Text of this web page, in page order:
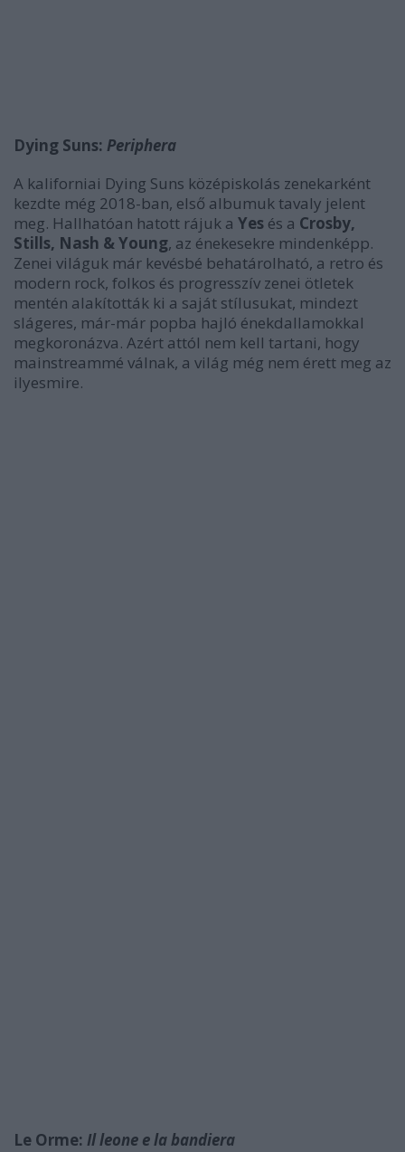
Dying Suns: Periphera
A kaliforniai Dying Suns középiskolás zenekarként
kezdte még 2018-ban, első albumuk tavaly jelent
meg. Hallhatóan hatott rájuk a Yes és a Crosby,
Stills, Nash & Young, az énekesekre mindenképp.
Zenei világuk már kevésbé behatárolható, a retro és
modern rock, folkos és progresszív zenei ötletek
mentén alakították ki a saját stílusukat, mindezt
slágeres, már-már popba hajló énekdallamokkal
megkoronázva. Azért attól nem kell tartani, hogy
mainstreammé válnak, a világ még nem érett meg az
ilyesmire.
Le Orme: Il leone e la bandiera